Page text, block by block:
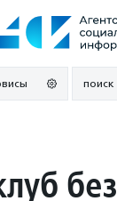
поиск
без